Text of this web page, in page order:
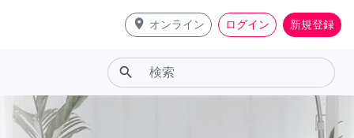
place オンライン ログイン 新規登録
search